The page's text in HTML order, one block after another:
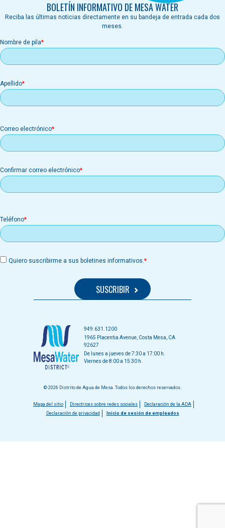
BOLETÍN INFORMATIVO DE MESA WATER
Reciba las últimas noticias directamente en su bandeja de entrada cada dos
meses.
Nombre de pila
Apellido
Correo
electrónico
Correo electrónico
Confirmar correo electrónico
Teléfono
Quiero suscribirme a sus boletines informativos.
949.631.1200
1965 Placentia Avenue, Costa Mesa, CA
92627
De lunes a jueves de 7:30 a 17:00 h.
Viernes de 8:00 a 15:30 h.
© 2026 Distrito de Agua de Mesa. Todos los derechos reservados.
Menú
pie
Mapa del sitio Directrices sobre redes sociales
Declaración de la ADA
Declaración de privacidad
Inicio de sesión de empleados